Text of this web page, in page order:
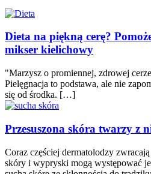
Dieta na piękną cerę?
mikser kielichowy
"Marzysz o promiennej, zdrowej
Pielęgnacja to podstawa, ale nie
się od środka. […]
Przesuszona skóra twarzy z
Coraz częściej dermatolodzy
skóry i wypryski mogą występować